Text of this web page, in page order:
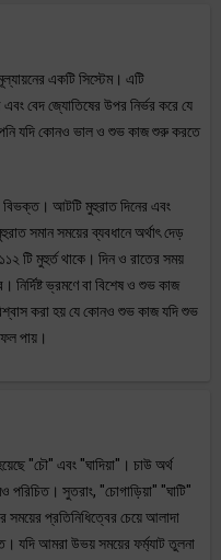
একটি সিস্টেম। এটি
এবং বেদ জ্যোতিষের উপর নির্ভর করে যে
যদি কোনও ভাল ও শুভ কাজ শুরু করতে
বিভক্ত। আটটি মুহুরাত দিনের এবং
সমান সময়ের ব্যবধানে অর্থাৎ দেড়
টি মুহুর্ত থাকে। দিন ও রাতের সময়
ভ্রমণে বা বিশেষ ও শুভ কাজ
করা হয় যে কোনও শুভ কাজ যদি শুভ
পায়।
"চৌ" এবং "ঘাদিয়া"। চাউ অর্থ
পরিচিত। সুতরাং, "চোগাড়িয়া" "ঘাটি"
প্রতিনিধিত্বের চেয়ে আলাদা
যদি আমরা উভয় সময়ের ফর্ম্যাট তুলনা